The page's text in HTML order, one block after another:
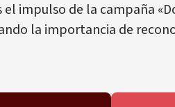
impulso de la campaña
la importancia de